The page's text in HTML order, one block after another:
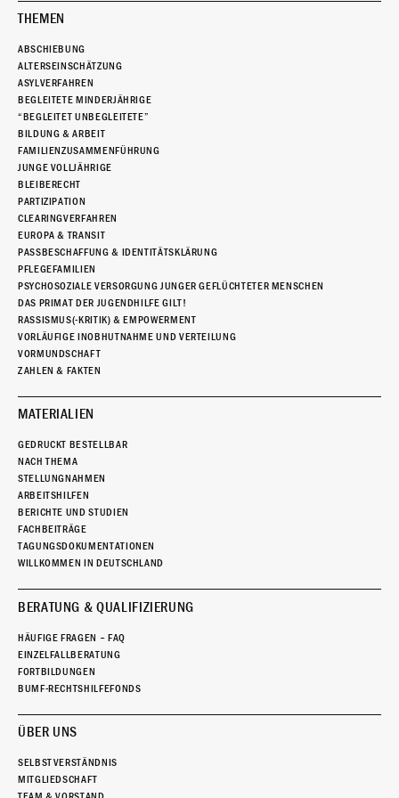
THEMEN
ABSCHIEBUNG
ALTERSEINSCHÄTZUNG
ASYLVERFAHREN
BEGLEITETE MINDERJÄHRIGE
“BEGLEITET UNBEGLEITETE”
BILDUNG & ARBEIT
FAMILIENZUSAMMENFÜHRUNG
JUNGE VOLLJÄHRIGE
BLEIBERECHT
PARTIZIPATION
CLEARINGVERFAHREN
EUROPA & TRANSIT
PASSBESCHAFFUNG & IDENTITÄTSKLÄRUNG
PFLEGEFAMILIEN
PSYCHOSOZIALE VERSORGUNG JUNGER GEFLÜCHTETER MENSCHEN
DAS PRIMAT DER JUGENDHILFE GILT!
RASSISMUS(-KRITIK) & EMPOWERMENT
VORLÄUFIGE INOBHUTNAHME UND VERTEILUNG
VORMUNDSCHAFT
ZAHLEN & FAKTEN
MATERIALIEN
GEDRUCKT BESTELLBAR
NACH THEMA
STELLUNGNAHMEN
ARBEITSHILFEN
BERICHTE UND STUDIEN
FACHBEITRÄGE
TAGUNGSDOKUMENTATIONEN
WILLKOMMEN IN DEUTSCHLAND
BERATUNG & QUALIFIZIERUNG
HÄUFIGE FRAGEN – FAQ
EINZELFALLBERATUNG
FORTBILDUNGEN
BUMF-RECHTSHILFEFONDS
ÜBER UNS
SELBSTVERSTÄNDNIS
MITGLIEDSCHAFT